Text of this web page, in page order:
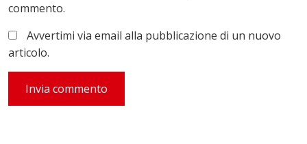
commento.
Avvertimi via email alla pubblicazione di un nuovo
articolo.